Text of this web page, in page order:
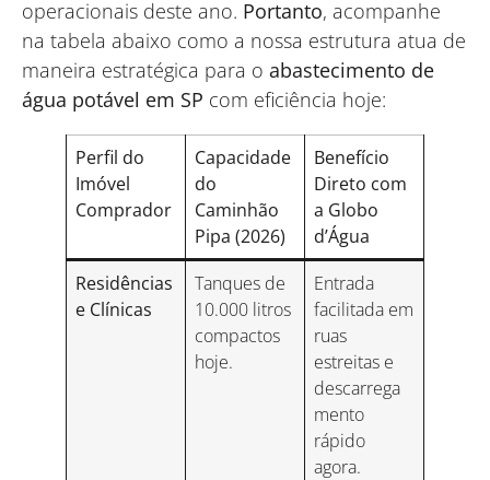
operacionais deste ano. Portanto, acompanhe
na tabela abaixo como a nossa estrutura atua de
maneira estratégica para o abastecimento de
água potável em SP com eficiência hoje:
Perfil do
Imóvel
Comprador
Capacidade
do
Caminhão
Pipa (2026)
Benefício
Direto com
a Globo
d’Água
Residências
e Clínicas
Tanques de
10.000 litros
compactos
hoje.
Entrada
facilitada em
ruas
estreitas e
descarrega
mento
rápido
agora.